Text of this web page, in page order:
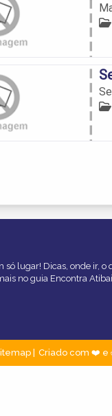
lugar! Dicas, onde ir, o
no guia Encontra
Criado com ❤️ e